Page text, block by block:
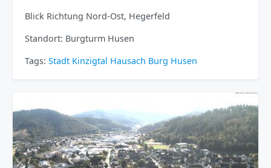
Blick Richtung Nord-Ost, Hegerfeld
Standort: Burgturm Husen
Tags: Stadt Kinzigtal Hausach Burg Husen